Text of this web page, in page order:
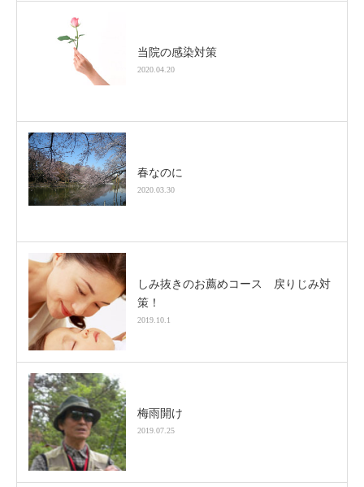
当院の感染対策
2020.04.20
春なのに
2020.03.30
しみ抜きのお薦めコース 戻りじみ対
策！
2019.10.1
梅雨開け
2019.07.25